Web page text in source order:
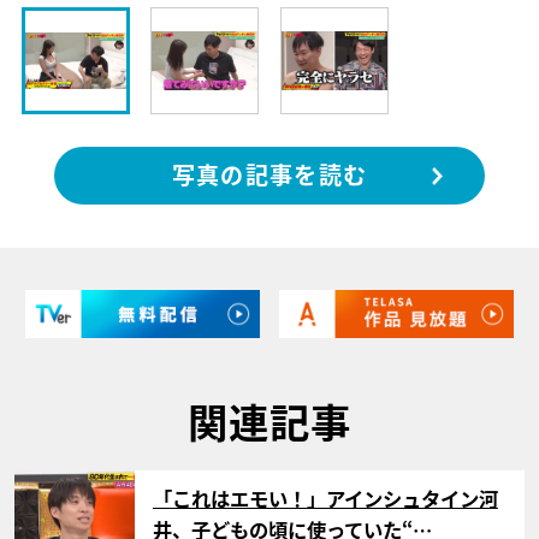
写真の記事を読む
関連記事
サムネイル
「これはエモい！」アインシュタイン河
井、子どもの頃に使っていた“…